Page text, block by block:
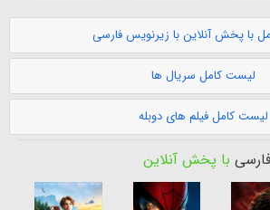
با پخش آنلاین با زیرنویس فارسی
لیست کامل سریال ها
لیست کامل فیلم های دوبله
با پخش آنلاین